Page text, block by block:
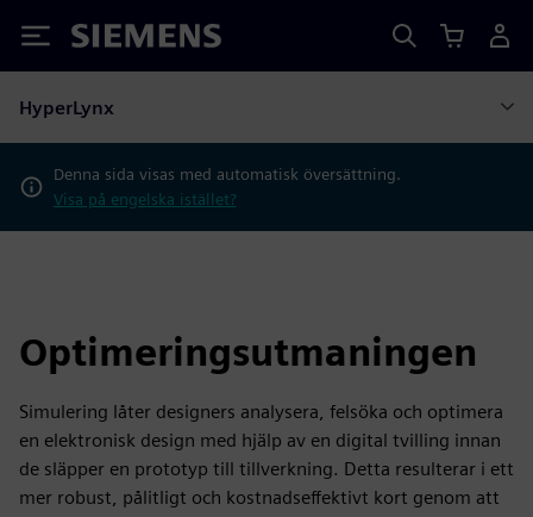
Siemens
HyperLynx
Denna sida visas med automatisk översättning.
Visa på engelska istället?
Optimeringsutmaningen
Simulering låter designers analysera, felsöka och optimera
en elektronisk design med hjälp av en digital tvilling innan
de släpper en prototyp till tillverkning. Detta resulterar i ett
mer robust, pålitligt och kostnadseffektivt kort genom att